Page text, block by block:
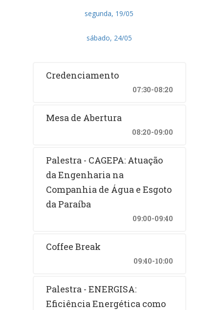
segunda, 19/05
sábado, 24/05
Credenciamento
07:30-08:20
Mesa de Abertura
08:20-09:00
Palestra - CAGEPA: Atuação
da Engenharia na
Companhia de Água e Esgoto
da Paraíba
09:00-09:40
Coffee Break
09:40-10:00
Palestra - ENERGISA:
Eficiência Energética como